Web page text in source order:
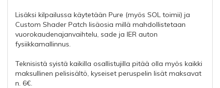
Lisäksi kilpailussa käytetään Pure (myös SOL toimii) ja
Custom Shader Patch lisäosia millä mahdollistetaan
vuorokaudenajanvaihtelu, sade ja IER auton
fysiikkamallinnus.
Teknisistä syistä kaikilla osallistujilla pitää olla myös kaikki
maksullinen pelisisältö, kyseiset peruspelin lisät maksavat
n. 6€.